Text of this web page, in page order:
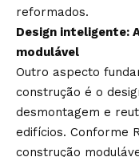
reformados.
Design inteligente:
modulável
Outro aspecto
construção é o
desmontagem e
edifícios. Conforme
construção